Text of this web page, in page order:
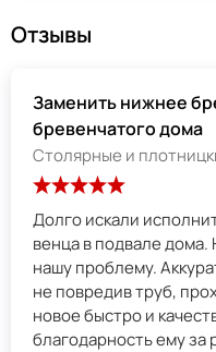
Отзывы
Заменить нижнее
бревенчатого дома
Столярные и
Долго искали
венца в подвале дома. Николай Николаевич решил
нашу проблему.
не повредив труб,
новое быстро и
благодарность ему за